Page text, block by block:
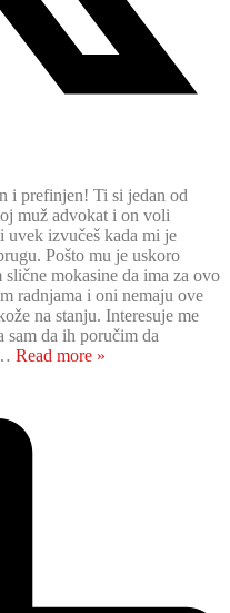
i prefinjen! Ti si jedan od
muž advokat i on voli
uvek izvučeš kada mi je
Pošto mu je uskoro
mokasine da ima za ovo
radnjama i oni nemaju ove
na stanju. Interesuje me
sam da ih poručim da
Read more »